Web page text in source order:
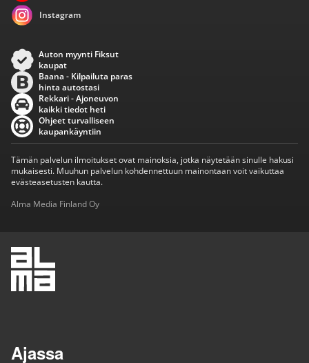
Instagram
Auton myynti Fiksut
kaupat
Baana - Kilpailuta paras
hinta autostasi
Rekkari - Ajoneuvon
kaikki tiedot heti
Ohjeet turvalliseen
kaupankäyntiin
Tämän palvelun ilmoitukset ovat mainoksia, jotka näytetään sinulle hakusi
mukaisesti. Muuhun palvelun kohdennettuun mainontaan voit vaikuttaa
evästeasetusten kautta.
Alma Media Finland Oy